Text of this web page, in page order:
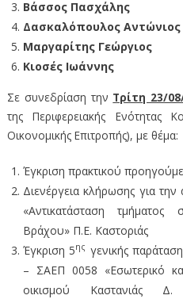
Βάσσος Πασχάλης
Δασκαλόπουλος Αντώνιος
Μαργαρίτης Γεώργιος
Κιοσές Ιωάννης
Σε συνεδρίαση την Τρίτη 23/
της Περιφερειακής Ενότητας
Οικονομικής Επιτροπής), με θέμα:
Έγκριση πρακτικού
Διενέργεια κλήρωσης για
«Αντικατάσταση τμήματος
Βράχου» Π.Ε. Καστοριάς
Έγκριση 5ης γενικής
– ΣΑΕΠ 0058 «Εσωτερικό
οικισμού Καστανιάς